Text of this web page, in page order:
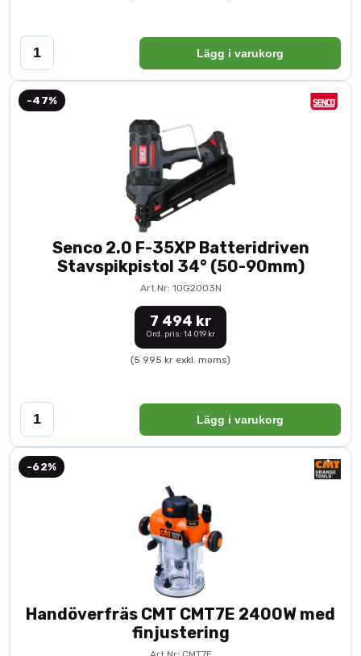
Lägg i varukorg
-47%
Senco 2.0 F-35XP Batteridriven
Stavspikpistol 34° (50-90mm)
Art.Nr: 10G2003N
7 494 kr
Ord. pris: 14 019 kr
(5 995 kr exkl. moms)
Lägg i varukorg
-62%
Handöverfräs CMT CMT7E 2400W med
finjustering